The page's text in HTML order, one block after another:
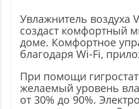
Увлажнитель воздуха
создаст комфортный
доме. Комфортное
благодаря Wi-Fi,
При помощи
желаемый уровень
от 30% до 90%.